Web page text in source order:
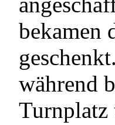
bekamen
während
Turnplatz